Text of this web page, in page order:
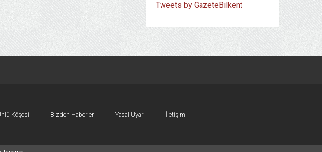
Tweets by GazeteBilkent
Köşesi Bizden Haberler Yasal Uyarı İletişim